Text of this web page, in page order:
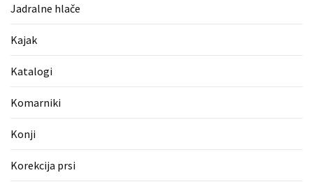
(1)
Napihljive
(1)
Fitnes
(1)
Vodovod
Jadralne hlače
Kajak
Katalogi
Komarniki
Konji
Korekcija prsi